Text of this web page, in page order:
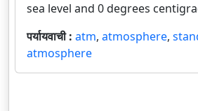
sea level and 0 degrees
पर्यायवाची : atm, atmosphere,
atmosphere